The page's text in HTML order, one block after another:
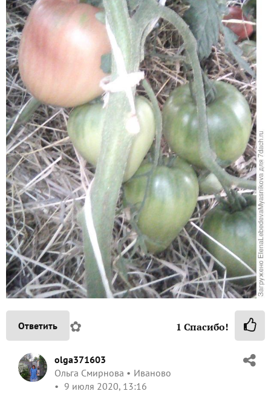
Ответить ✿ 1 Спасибо!
olga371603
Ольга Смирнова
Иваново
9 июля 2020, 13:16